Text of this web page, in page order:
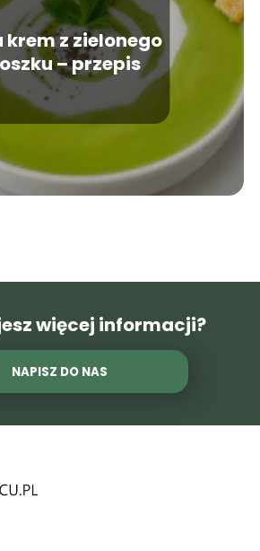
krem z zielonego
– przepis
więcej informacji?
NAPISZ DO NAS